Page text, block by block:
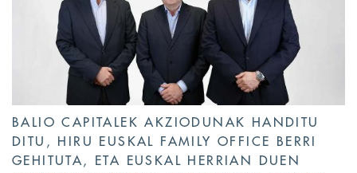
BALIO CAPITALEK AKZIODUNAK HANDITU
DITU, HIRU EUSKAL FAMILY OFFICE BERRI
GEHITUTA, ETA EUSKAL HERRIAN DUEN